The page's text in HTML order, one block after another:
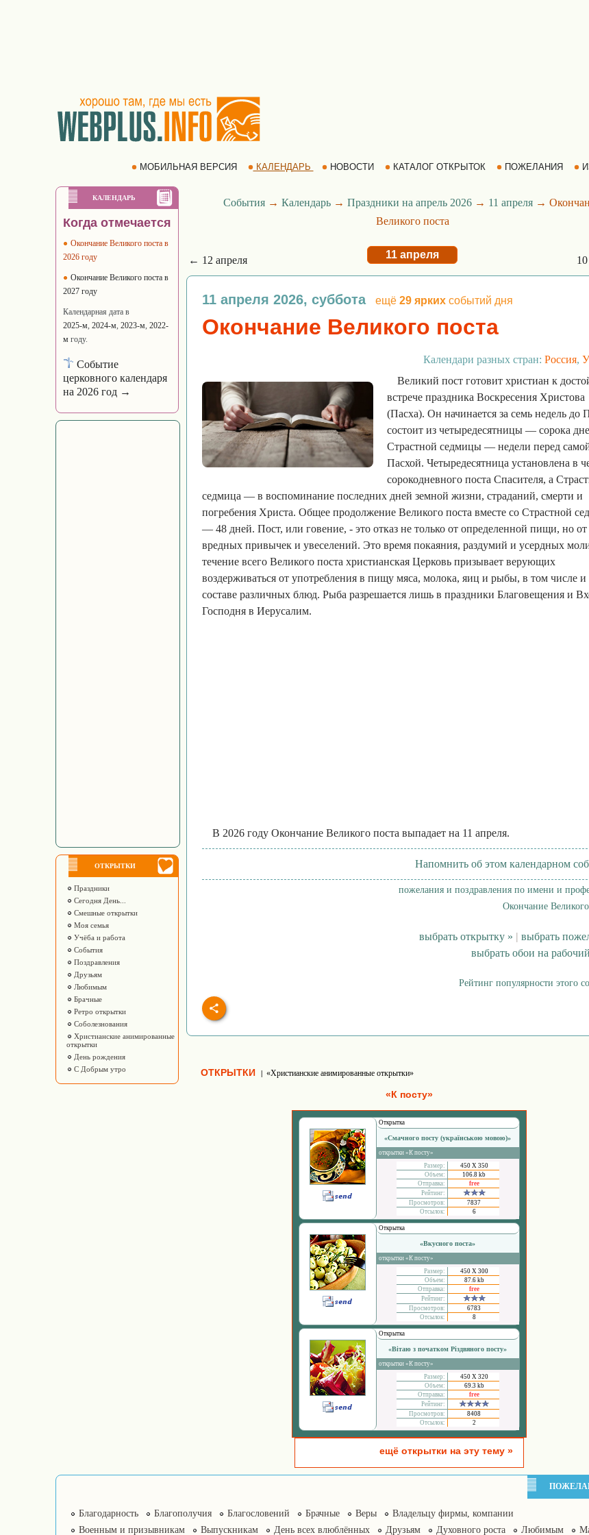
МОБИЛЬНАЯ ВЕРСИЯ КАЛЕНДАРЬ НОВОСТИ КАТАЛОГ ОТКРЫТОК ПОЖЕЛАНИЯ
КАЛЕНДАРЬ
Когда отмечается
Окончание Великого поста в
2026 году
Окончание Великого поста в
2027 году
Календарная дата в
2025-м, 2024-м, 2023-м, 2022-
м году.
Событие
церковного календаря
на 2026 год →
ОТКРЫТКИ
Праздники
Сегодня День...
Смешные открытки
Моя семья
Учёба и работа
События
Поздравления
Друзьям
Любимым
Брачные
Ретро открытки
Соболезнования
Христианские анимированные
открытки
День рождения
С Добрым утро
События → Календарь → Праздники на апрель 2026 → 11 апреля →
Великого поста
← 12 апреля 11 апреля
11 апреля 2026, суббота ещё 29 ярких событий дня
Окончание Великого поста
Календари разных стран: Россия,
Великий пост готовит христиан к
встрече праздника Воскресения Христова
(Пасха). Он начинается за семь недель до
состоит из четыредесятницы — сорока
Страстной седмицы — недели перед
Пасхой. Четыредесятница установлена в
сорокодневного поста Спасителя, а
седмица — в воспоминание последних дней земной жизни, страданий, смерти и
погребения Христа. Общее продолжение Великого поста вместе со Страстной
— 48 дней. Пост, или говение, - это отказ не только от определенной пищи, но от
вредных привычек и увеселений. Это время покаяния, раздумий и усердных
течение всего Великого поста христианская Церковь призывает верующих
воздерживаться от употребления в пищу мяса, молока, яиц и рыбы, в том числе и
составе различных блюд. Рыба разрешается лишь в праздники Благовещения и
Господня в Иерусалим.
В 2026 году Окончание Великого поста выпадает на 11 апреля.
Напомнить об этом календарном
пожелания и поздравления по имени и
Окончание
выбрать открытку » | выбрать
выбрать обои на
Рейтинг популярности этого
ОТКРЫТКИ | «Христианские анимированные открытки»
«К посту»
Открытка
«Смачного посту (українською мовою)»
открытки «К посту»
Размер:
450 Х 350
Объем:
106.8 kb
Отправка:
free
Рейтинг:
Просмотров:
7837
Отсылок:
6
Открытка
«Вкусного поста»
открытки «К посту»
Размер:
450 Х 300
Объем:
87.6 kb
Отправка:
free
Рейтинг:
Просмотров:
6783
Отсылок:
8
Открытка
«Вітаю з початком Різдвяного посту»
открытки «К посту»
Размер:
450 Х 320
Объем:
69.3 kb
Отправка:
free
Рейтинг:
Просмотров:
8408
Отсылок:
2
ещё открытки на эту тему »
Благодарность Благополучия Благословений Брачные Веры
Владельцу фирмы, компании
Военным и призывникам
Выпускникам День всех влюблённых Друзьям Духовного роста Любимым